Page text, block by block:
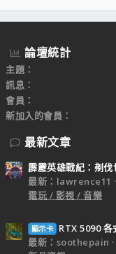
論壇統計
主題
訊息
會員
新加入的會員
最新文章
霹靂英雄戰紀：刜
最新：lawrence11
電玩 / 影視 / 音樂
顯示卡
RTX 5090
最新：soothepain